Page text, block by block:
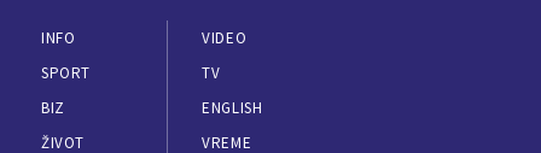
INFO
SPORT
BIZ
ŽIVOT
VIDEO
TV
ENGLISH
VREME